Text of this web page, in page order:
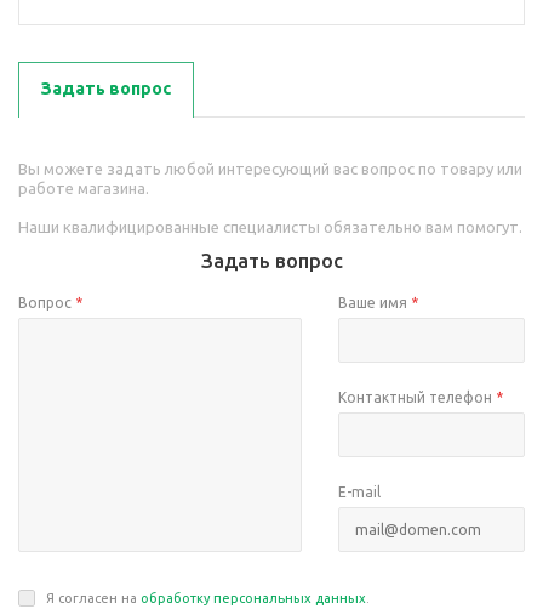
Задать вопрос
Вы можете задать любой интересующий вас вопрос по товару или
работе магазина.
Наши квалифицированные специалисты обязательно вам помогут.
Задать вопрос
Вопрос * Ваше имя *
Контактный телефон *
E-mail
Я согласен на обработку персональных данных